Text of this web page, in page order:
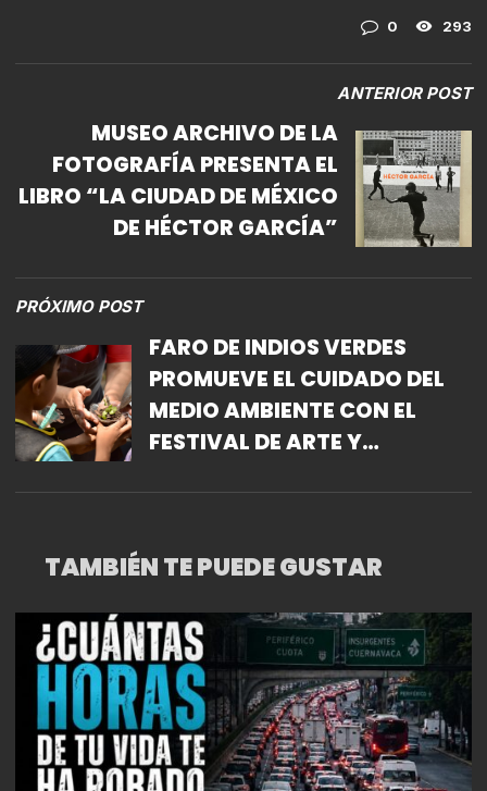
0 293
ANTERIOR POST
MUSEO ARCHIVO DE LA
FOTOGRAFÍA PRESENTA EL
LIBRO “LA CIUDAD DE MÉXICO
DE HÉCTOR GARCÍA”
PRÓXIMO POST
FARO DE INDIOS VERDES
PROMUEVE EL CUIDADO DEL
MEDIO AMBIENTE CON EL
FESTIVAL DE ARTE Y
TAMBIÉN TE PUEDE GUSTAR